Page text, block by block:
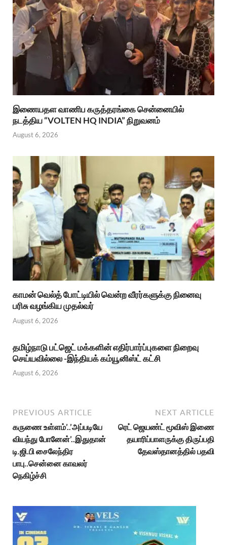
இணையதள வாணிப கருத்தரங்கை சென்னையில்
நடத்திய “VOLTEN HQ INDIA” நிறுவனம்
August 6, 2026
காமன் வெல்த் போட்டியில் வென்ற வீரர்களுக்கு நினைவு
பரிசு வழங்கிய முதல்வர்
August 6, 2026
தமிழ்நாடு பட்ஜெட் மக்களின் எதிர்பார்ப்புகளை நிறைவு
செய்யவில்லை -இந்தியக் கம்யூனிஸ்ட் கட்சி
August 6, 2026
PREVIOUS ARTICLE
கருணை உள்ளம்’..’அப்படியே
வியந்து போனேன்’..இதுதான்
டி.ஜி.பி சைலேந்திர
பாபு..சென்னை காவலர்
நெகிழ்ச்சி
NEXT ARTICLE
ரெட் ஜெயண்ட் மூவிஸ் இணை
தயாரிப்பாளருக்கு திருப்பதி
தேவஸ்தானத்தில் பதவி